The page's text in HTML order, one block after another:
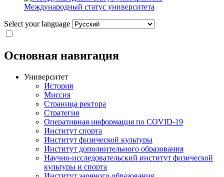
Международный статус университета
Select your language
Основная навигация
Университет
История
Миссия
Страница ректора
Стратегия
Оперативная информация по COVID-19
Институт спорта
Институт физической культуры
Институт дополнительного образования
Научно-исследовательский институт физической
культуры и спорта